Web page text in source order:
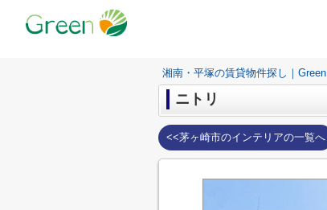
湘南・平塚の賃貸物件探し｜Green
ニトリ
<<茅ヶ崎市のインテリアの一覧へ